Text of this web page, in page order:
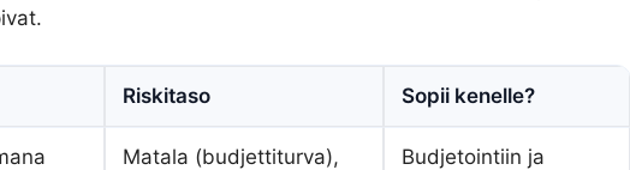
Riskitaso Sopii kenelle?
Matala (budjettiturva),
Budjetointiin ja